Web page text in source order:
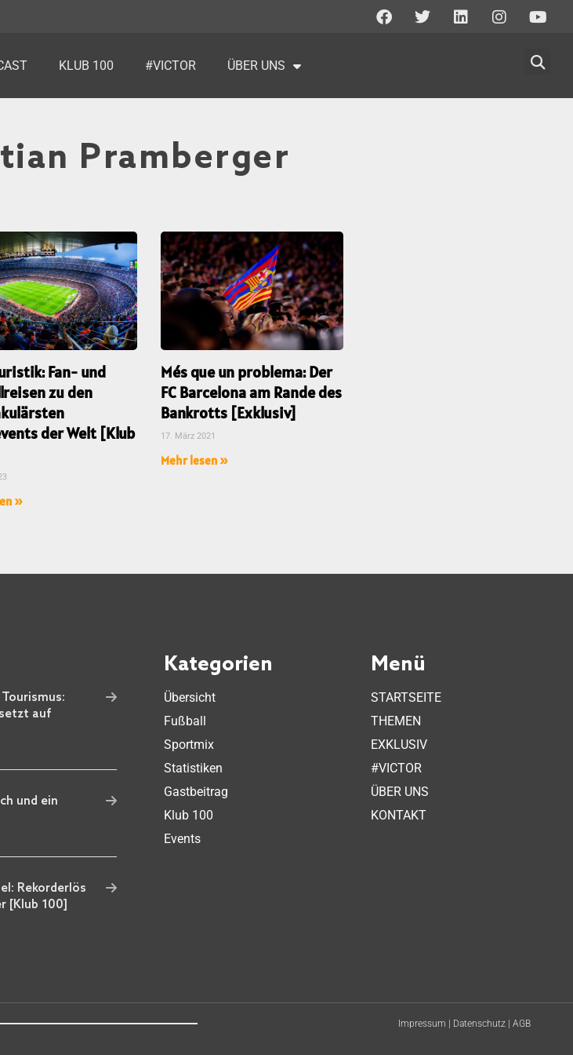
KLUB 100 #VICTOR ÜBER UNS
Pramberger
Fan- und
zu den
der Welt [Klub
»
Més que un problema: Der
FC Barcelona am Rande des
Bankrotts [Exklusiv]
17. März 2021
Mehr lesen »
auf
und ein
Rekorderlös
[Klub 100]
Kategorien
Übersicht
Fußball
Sportmix
Statistiken
Gastbeitrag
Klub 100
Events
Menü
STARTSEITE
THEMEN
EXKLUSIV
#VICTOR
ÜBER UNS
KONTAKT
Impressum | Datenschutz| AGB